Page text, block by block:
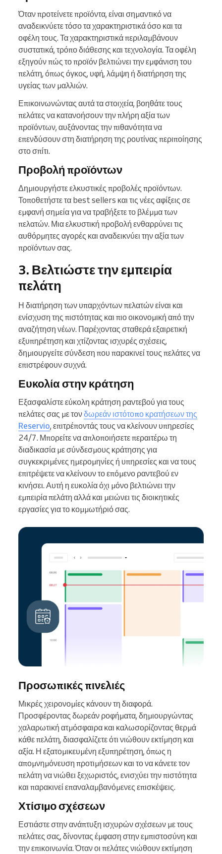
Όταν προτείνετε προϊόντα, είναι σημαντικό να
αναδεικνύετε τόσο τα χαρακτηριστικά όσο και τα
οφέλη τους. Τα χαρακτηριστικά περιλαμβάνουν
συστατικά, τρόπο διάθεσης και τεχνολογία. Τα οφέλη
εξηγούν πώς το προϊόν βελτιώνει την εμφάνιση του
πελάτη, όπως όγκος, υφή, λάμψη ή διατήρηση της
υγείας των μαλλιών.
Επικοινωνώντας αυτά τα στοιχεία, βοηθάτε τους
πελάτες να κατανοήσουν την πλήρη αξία των
προϊόντων, αυξάνοντας την πιθανότητα να
επενδύσουν στη διατήρηση της ρουτίνας περιποίησης
στο σπίτι.
Προβολή προϊόντων
Δημιουργήστε ελκυστικές προβολές προϊόντων.
Τοποθετήστε τα best sellers και τις νέες αφίξεις σε
εμφανή σημεία για να τραβήξετε το βλέμμα των
πελατών. Μια ελκυστική προβολή ενθαρρύνει τις
αυθόρμητες αγορές και αναδεικνύει την αξία των
προϊόντων σας.
3. Βελτιώστε την εμπειρία
πελάτη
Η διατήρηση των υπαρχόντων πελατών είναι και
ενίσχυση της πιστότητας και πιο οικονομική από την
αναζήτηση νέων. Παρέχοντας σταθερά εξαιρετική
εξυπηρέτηση και χτίζοντας ισχυρές σχέσεις,
δημιουργείτε σύνδεση που παρακινεί τους πελάτες να
επιστρέφουν συχνά.
Ευκολία στην κράτηση
Εξασφαλίστε εύκολη κράτηση ραντεβού για τους
πελάτες σας με τονδωρεάν ιστότοπο κρατήσεων της
Reservio, επιτρέποντάς τους να κλείνουν υπηρεσίες
24/7. Μπορείτε να απλοποιήσετε περαιτέρω τη
διαδικασία με σύνδεσμους κράτησης για
συγκεκριμένες ημερομηνίες ή υπηρεσίες και να τους
επιτρέψετε να κλείνουν το επόμενο ραντεβού εν
κινήσει. Αυτή η ευκολία όχι μόνο βελτιώνει την
εμπειρία πελάτη αλλά και μειώνει τις διοικητικές
εργασίες για το κομμωτήριό σας.
Προσωπικές πινελιές
Μικρές χειρονομίες κάνουν τη διαφορά.
Προσφέροντας δωρεάν ροφήματα, δημιουργώντας
χαλαρωτική ατμόσφαιρα και καλωσορίζοντας θερμά
κάθε πελάτη, διασφαλίζετε ότι νιώθουν εκτίμηση και
αξία. Η εξατομικευμένη εξυπηρέτηση, όπως η
απομνημόνευση προτιμήσεων και το να κάνετε τον
πελάτη να νιώθει ξεχωριστός, ενισχύει την πιστότητα
και παρακινεί επαναλαμβανόμενες επισκέψεις.
Χτίσιμο σχέσεων
Εστιάστε στην ανάπτυξη ισχυρών σχέσεων με τους
πελάτες σας, δίνοντας έμφαση στην εμπιστοσύνη και
την επικοινωνία. Όταν οι πελάτες νιώθουν εκτίμηση